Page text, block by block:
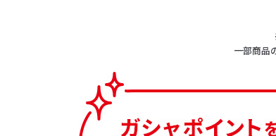
一部商品